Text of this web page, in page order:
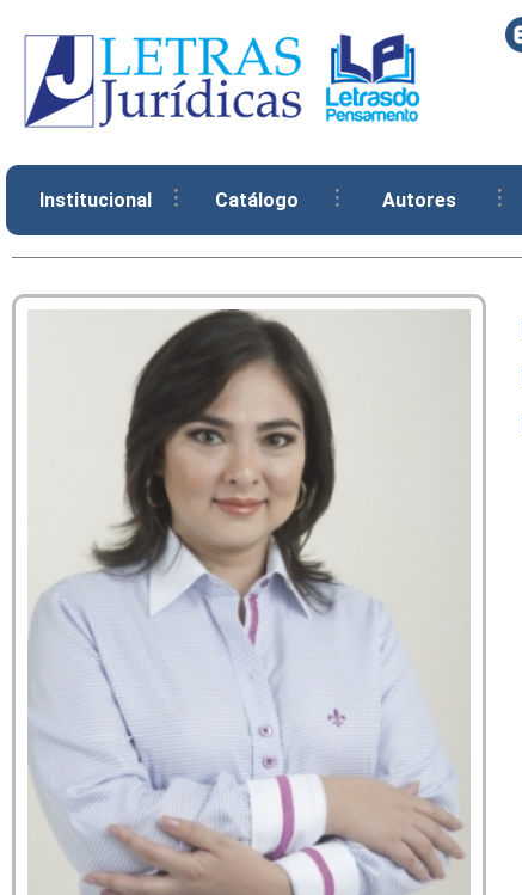
Institucional Catálogo Autores